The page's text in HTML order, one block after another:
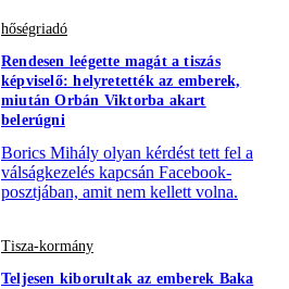
hőségriadó
Rendesen leégette magát a tiszás
képviselő: helyretették az emberek,
miután Orbán Viktorba akart
belerúgni
Borics Mihály olyan kérdést tett fel a
válságkezelés kapcsán Facebook-
posztjában, amit nem kellett volna.
Tisza-kormány
Teljesen kiborultak az emberek Baka